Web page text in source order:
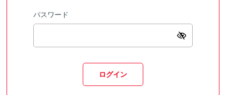
パスワード
ログイン